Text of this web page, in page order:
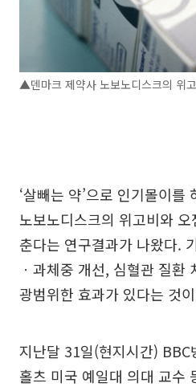
▲덴마크 제약사 노보노디스크의 위
‘살빼는 약’으로 인기몰이
노보노디스크의 위고비와
춘다는 연구결과가 나왔다.
ㆍ과체중 개선, 심혈관 질환
광범위한 효과가 있다는 것
지난달 31일(현지시간)
홀츠 미국 예일대 의대 교수